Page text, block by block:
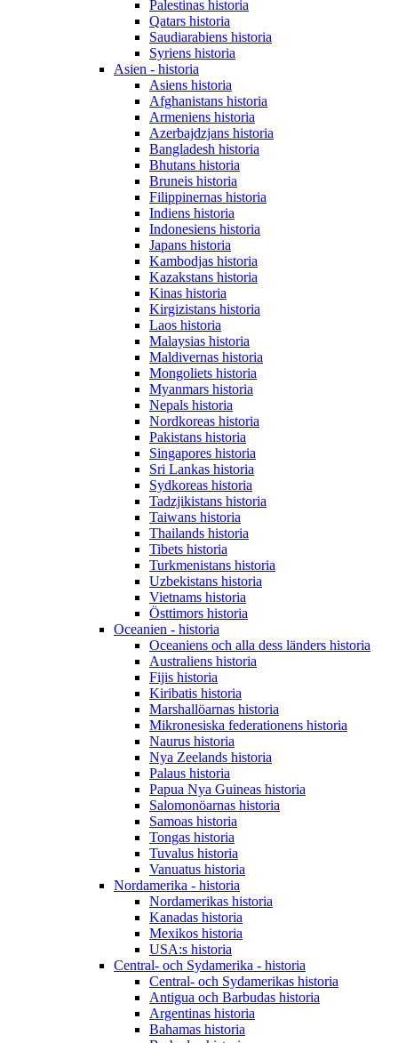
Palestinas historia
Qatars historia
Saudiarabiens historia
Syriens historia
Asien - historia
Asiens historia
Afghanistans historia
Armeniens historia
Azerbajdzjans historia
Bangladesh historia
Bhutans historia
Bruneis historia
Filippinernas historia
Indiens historia
Indonesiens historia
Japans historia
Kambodjas historia
Kazakstans historia
Kinas historia
Kirgizistans historia
Laos historia
Malaysias historia
Maldivernas historia
Mongoliets historia
Myanmars historia
Nepals historia
Nordkoreas historia
Pakistans historia
Singapores historia
Sri Lankas historia
Sydkoreas historia
Tadzjikistans historia
Taiwans historia
Thailands historia
Tibets historia
Turkmenistans historia
Uzbekistans historia
Vietnams historia
Östtimors historia
Oceanien - historia
Oceaniens och alla dess länders historia
Australiens historia
Fijis historia
Kiribatis historia
Marshallöarnas historia
Mikronesiska federationens historia
Naurus historia
Nya Zeelands historia
Palaus historia
Papua Nya Guineas historia
Salomonöarnas historia
Samoas historia
Tongas historia
Tuvalus historia
Vanuatus historia
Nordamerika - historia
Nordamerikas historia
Kanadas historia
Mexikos historia
USA:s historia
Central- och Sydamerika - historia
Central- och Sydamerikas historia
Antigua och Barbudas historia
Argentinas historia
Bahamas historia